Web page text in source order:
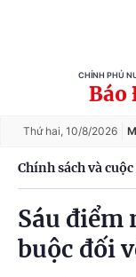
CHÍNH PHỦ
Báo
Thứ hai, 10/8/2026
Chính sách và
Sáu điểm
buộc đối